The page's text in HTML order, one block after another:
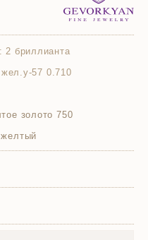
2 бриллианта
57 0.710
золото 750